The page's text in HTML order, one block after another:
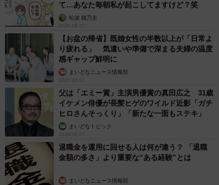
て…あなた毎朝私が起こしてますけど？笑
松波 穂乃圭
2026.08.07
【お盆の帰省】既婚女性の半数以上が「日常よ
り疲れる」 気遣いや準備で深まる夫婦の温度
感ギャップ鮮明に
まいどなニュース情報部
2026.08.07
父は「エミー賞」主演男優賞の真田広之 31歳
イケメン俳優が長髪ヒゲのワイルド近影「ガチ
ヒロさんそっくり」「新たな一面もステキ」
まいどなトピック
2026.08.07
退職金を運用に回せる人は何が違う？ 「退職
金額の多さ」より重要な“ある経験”とは
まいどなニュース情報部